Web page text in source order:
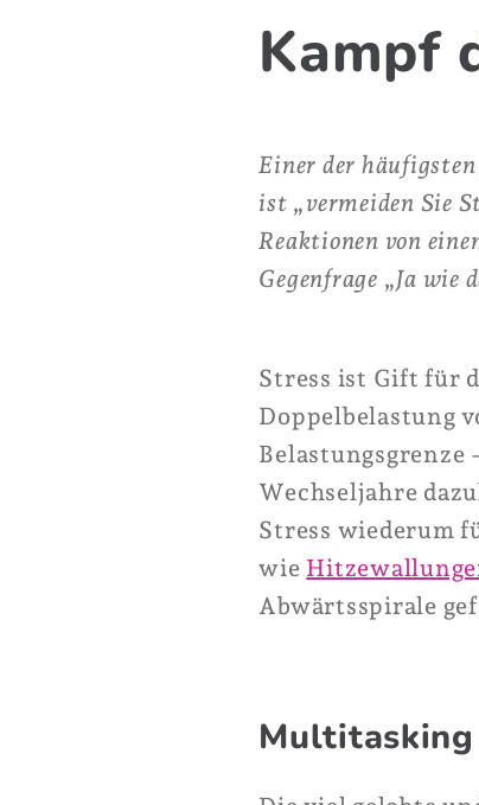
Kampf
Einer der
ist „vermeiden Sie
Reaktionen von
Gegenfrage „Ja wie
Stress ist Gift für
Doppelbelastung
Wechseljahre
Stress wiederum
wie
Abwärtsspirale